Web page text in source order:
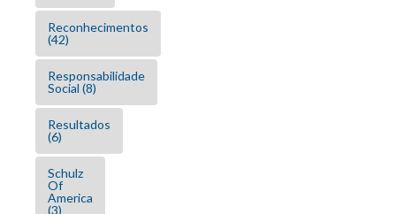
Reconhecimentos
(42)
Responsabilidade
Social (8)
Resultados
(6)
Schulz
Of
America
(3)